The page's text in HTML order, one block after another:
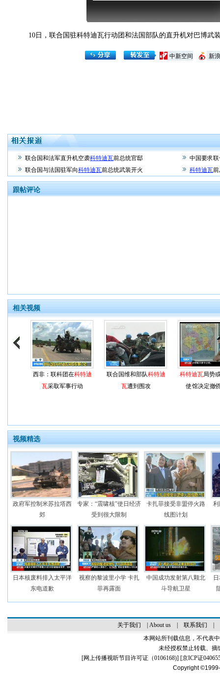
10日，联合国驻科特迪瓦行动团和法国部队的直升机对巴博武
新
中新空间
联合国和法军直升机空袭科特迪瓦前总统官邸
中国要求
联合国与法国驻军向科特迪瓦前总统武装开火 科特迪瓦
跟帖评论
相关视频
西非：联科团在科特迪
瓦采取军事行动
联合国维和部队科特迪
瓦遭到围攻
科特迪瓦局势
使馆决定撤
视频精选
政府军控制米苏拉塔西
郊
专家：“震啸核”使日经济
受到很大限制
卡扎菲接受非盟停火路
线图计划
日本核废料排入太平洋
东电道歉
视察的黎波里小学 卡扎
菲再露面
中国成功发射第八颗北
斗导航卫星
关于我们 About us| 联系我们
本网站所刊载信息，不代表
未经授权禁止转载、摘
[网上传播视听节目许可证（0106168)] [京ICP证
Copyright